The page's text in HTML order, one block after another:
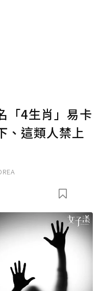
「4生肖」易卡
、這類人禁上